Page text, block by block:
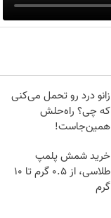
زانو درد رو تحمل می‌کنی
که چی؟ راه‌حلش
همین‌جاست!
خرید شمش پلمپ
طلاسی، از ۰.۵ گرم تا ۱۰
گرم